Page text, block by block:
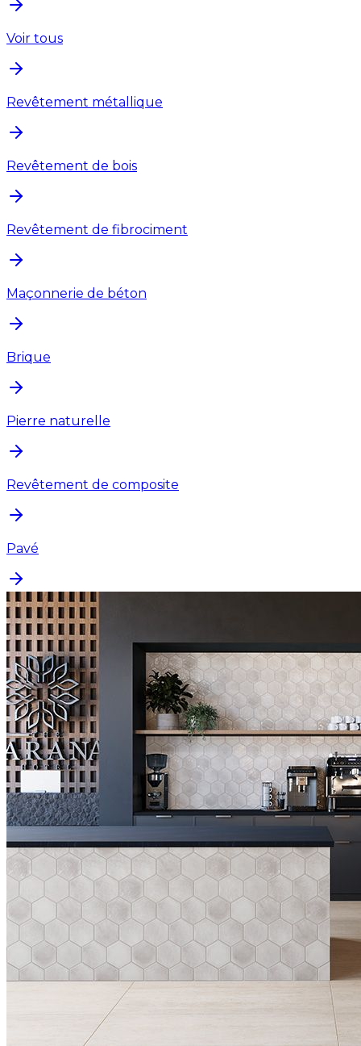
Voir tous
Revêtement métallique
Revêtement de bois
Revêtement de fibrociment
Maçonnerie de béton
Brique
Pierre naturelle
Revêtement de composite
Pavé